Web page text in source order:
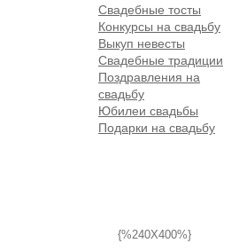
Свадебные тосты
Конкурсы на свадьбу
Выкуп невесты
Свадебные традиции
Поздравления на
свадьбу
Юбилеи свадьбы
Подарки на свадьбу
{%240X400%}